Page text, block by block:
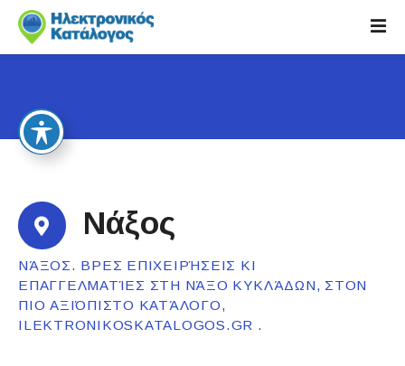
i
c
Νάξος
ΝΆΞΟΣ. ΒΡΕΣ ΕΠΙΧΕΙΡΉΣΕΙΣ ΚΙ
ΕΠΑΓΓΕΛΜΑΤΊΕΣ ΣΤΗ ΝΆΞΟ ΚΥΚΛΆΔΩΝ, ΣΤΟΝ
ΠΙΟ ΑΞΙΌΠΙΣΤΟ ΚΑΤΆΛΟΓΟ,
ILEKTRONIKOSKATALOGOS.GR .